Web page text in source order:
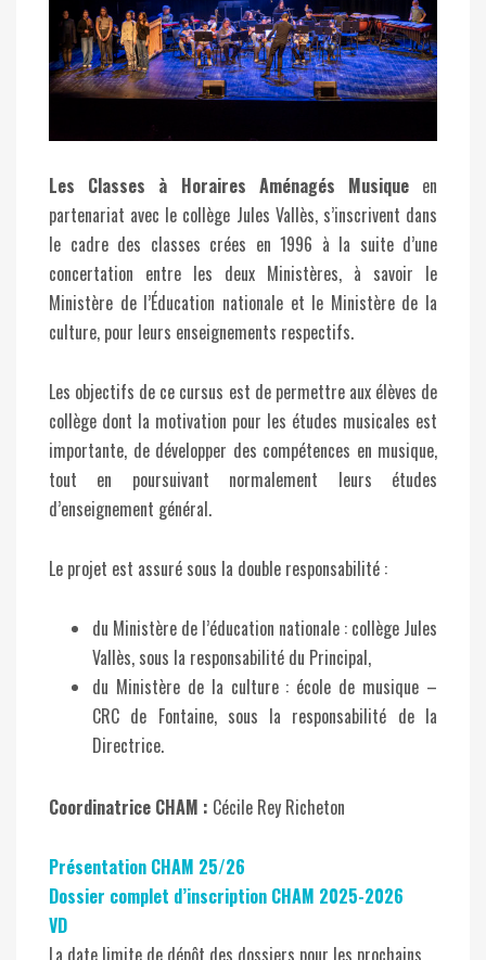
Les Classes à Horaires Aménagés Musiqueen
partenariat avec le collège Jules Vallès, s’inscrivent dans
le cadre des classes crées en 1996 à la suite d’une
concertation entre les deux Ministères, à savoir le
Ministère de l’Éducation nationale et le Ministère de la
culture, pour leurs enseignements respectifs.
Les objectifs de ce cursus est de permettre aux élèves de
collège dont la motivation pour les études musicales est
importante, de développer des compétences en musique,
tout en poursuivant normalement leurs études
d’enseignement général.
Le projet est assuré sous la double responsabilité :
du Ministère de l’éducation nationale : collège Jules
Vallès, sous la responsabilité du Principal,
du Ministère de la culture : école de musique –
CRC de Fontaine, sous la responsabilité de la
Directrice.
Coordinatrice CHAM : Cécile Rey Richeton
Présentation CHAM 25/26
Dossier complet d’inscription CHAM 2025-2026
VD